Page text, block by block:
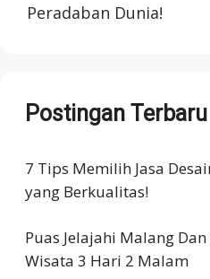
Peradaban Dunia!
Postingan Terbaru
7 Tips Memilih Jasa
yang Berkualitas!
Puas Jelajahi Malang
Wisata 3 Hari 2 Malam